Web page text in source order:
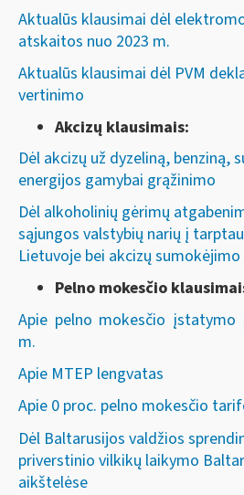
Aktualūs klausimai dėl
atskaitos nuo 2023 m.
Aktualūs klausimai dėl PVM
vertinimo
Akcizų klausimais:
Dėl akcizų už dyzeliną, benziną,
energijos gamybai grąžinimo
Dėl alkoholinių gėrimų
sąjungos valstybių narių į
Lietuvoje bei akcizų sumokėjimo
Pelno mokesčio
Apie pelno mokesčio įstatymo
m.
Apie MTEP lengvatas
Apie 0 proc. pelno mokesčio
Dėl Baltarusijos valdžios
priverstinio vilkikų laikymo
aikštelėse